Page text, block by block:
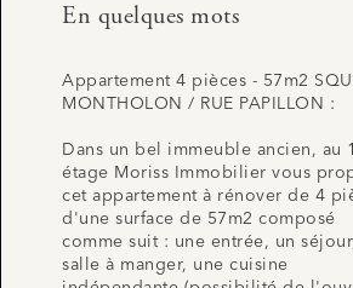
En quelques mots
Appartement 4 pièces - 57m2
MONTHOLON / RUE PAPILLON :
Dans un bel immeuble ancien, au
étage Moriss Immobilier vous
cet appartement à rénover de 4
d'une surface de 57m2 composé
comme suit : une entrée, un
salle à manger, une cuisine